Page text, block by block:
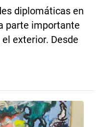
diplomáticas en
parte importante
exterior. Desde